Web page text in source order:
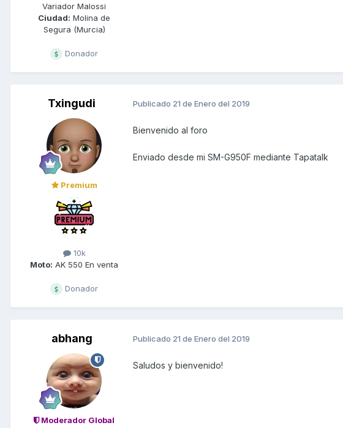
Variador Malossi
Ciudad: Molina de
Segura (Murcia)
Donador
Txingudi
Premium
10k
Moto: AK 550 En venta
Donador
Publicado 21 de Enero del 2019
Bienvenido al foro
Enviado desde mi SM-G950F mediante Tapatalk
abhang
Moderador Global
Publicado 21 de Enero del 2019
Saludos y bienvenido!